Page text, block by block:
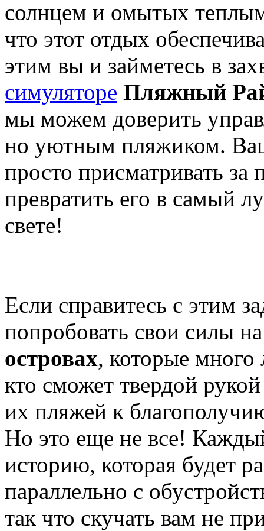
солнцем и омытых
что этот отдых
этим вы и займетесь в
симуляторе Пляжный
мы можем доверить
но уютным пляжиком.
просто присматривать
превратить его в самый
свете!
Если справитесь с этим
попробовать свои силы
островах, которые много
кто сможет твердой
их пляжей к
Но это еще не все!
историю, которая будет
параллельно с
так что скучать вам не